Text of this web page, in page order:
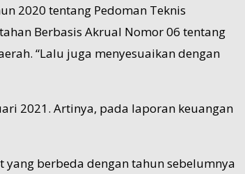
2020 tentang Pedoman Teknis
Berbasis Akrual Nomor 06 tentang
“Lalu juga menyesuaikan dengan
2021. Artinya, pada laporan keuangan
berbeda dengan tahun sebelumnya